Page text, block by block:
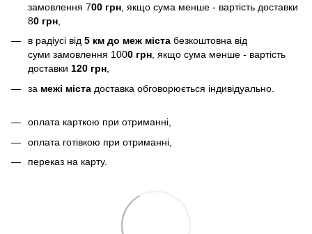
замовлення 700 грн , якщо сума менше - вартість доставки
80 грн
в радіусі від 5 км до меж міста безкоштовна від
суми замовлення 1000 грн, якщо сума менше - вартість
доставки 120 грн,
за межі міста доставка обговорюється індивідуально.
оплата карткою при отриманні,
оплата готівкою при отриманні,
переказ на карту.